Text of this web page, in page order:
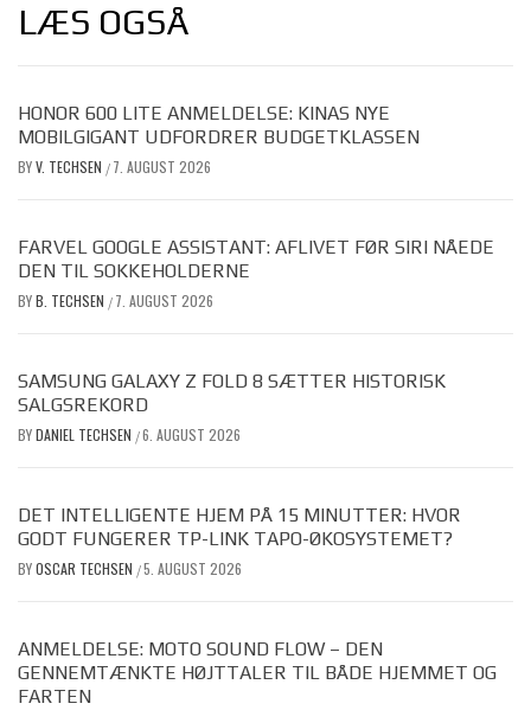
LÆS OGSÅ
HONOR 600 LITE ANMELDELSE: KINAS NYE
MOBILGIGANT UDFORDRER BUDGETKLASSEN
BYV. TECHSEN / 7. AUGUST 2026
FARVEL GOOGLE ASSISTANT: AFLIVET FØR SIRI NÅEDE
DEN TIL SOKKEHOLDERNE
BYB. TECHSEN / 7. AUGUST 2026
SAMSUNG GALAXY Z FOLD 8 SÆTTER HISTORISK
SALGSREKORD
BYDANIEL TECHSEN /6. AUGUST 2026
DET INTELLIGENTE HJEM PÅ 15 MINUTTER: HVOR
GODT FUNGERER TP-LINK TAPO-ØKOSYSTEMET?
BYOSCAR TECHSEN /5. AUGUST 2026
ANMELDELSE: MOTO SOUND FLOW – DEN
GENNEMTÆNKTE HØJTTALER TIL BÅDE HJEMMET OG
FARTEN